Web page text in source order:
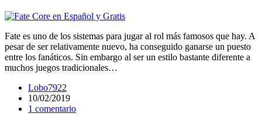
Fate es uno de los sistemas para jugar al rol más famosos que hay. A
pesar de ser relativamente nuevo, ha conseguido ganarse un puesto
entre los fanáticos. Sin embargo al ser un estilo bastante diferente a
muchos juegos tradicionales…
Lobo7922
10/02/2019
1 comentario